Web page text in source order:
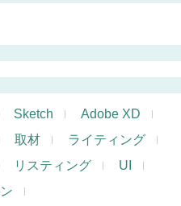
Sketch
Adobe XD
取材
ライティング
リスティング
UI